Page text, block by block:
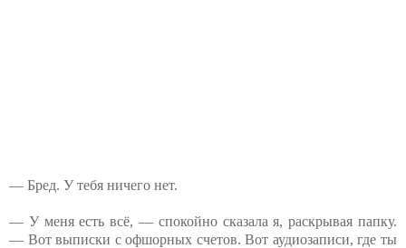
— Бред. У тебя ничего нет.
— У меня есть всё, — спокойно сказала я, раскрывая папку.
— Вот выписки с офшорных счетов. Вот аудиозаписи, где ты